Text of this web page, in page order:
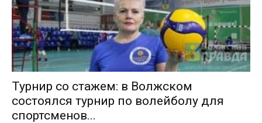
Турнир со стажем: в Волжском
состоялся турнир по волейболу для
спортсменов...